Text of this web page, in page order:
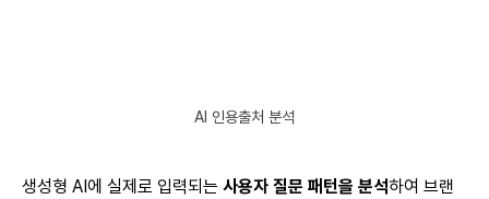
AI 인용출처 분석
생성형 AI에 실제로 입력되는 사용자 질문 패턴을 분석하여 브랜